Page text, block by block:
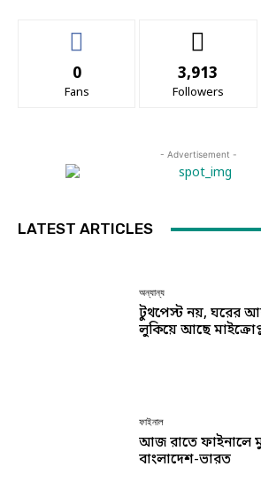
0
Fans
3,913
Followers
- Advertisement -
LATEST ARTICLES
অন্যান্য
টুথপেস্ট নয়, ঘরের
লুকিয়ে আছে
ফাইনাল
আজ রাতে ফাইনালে
বাংলাদেশ-ভারত